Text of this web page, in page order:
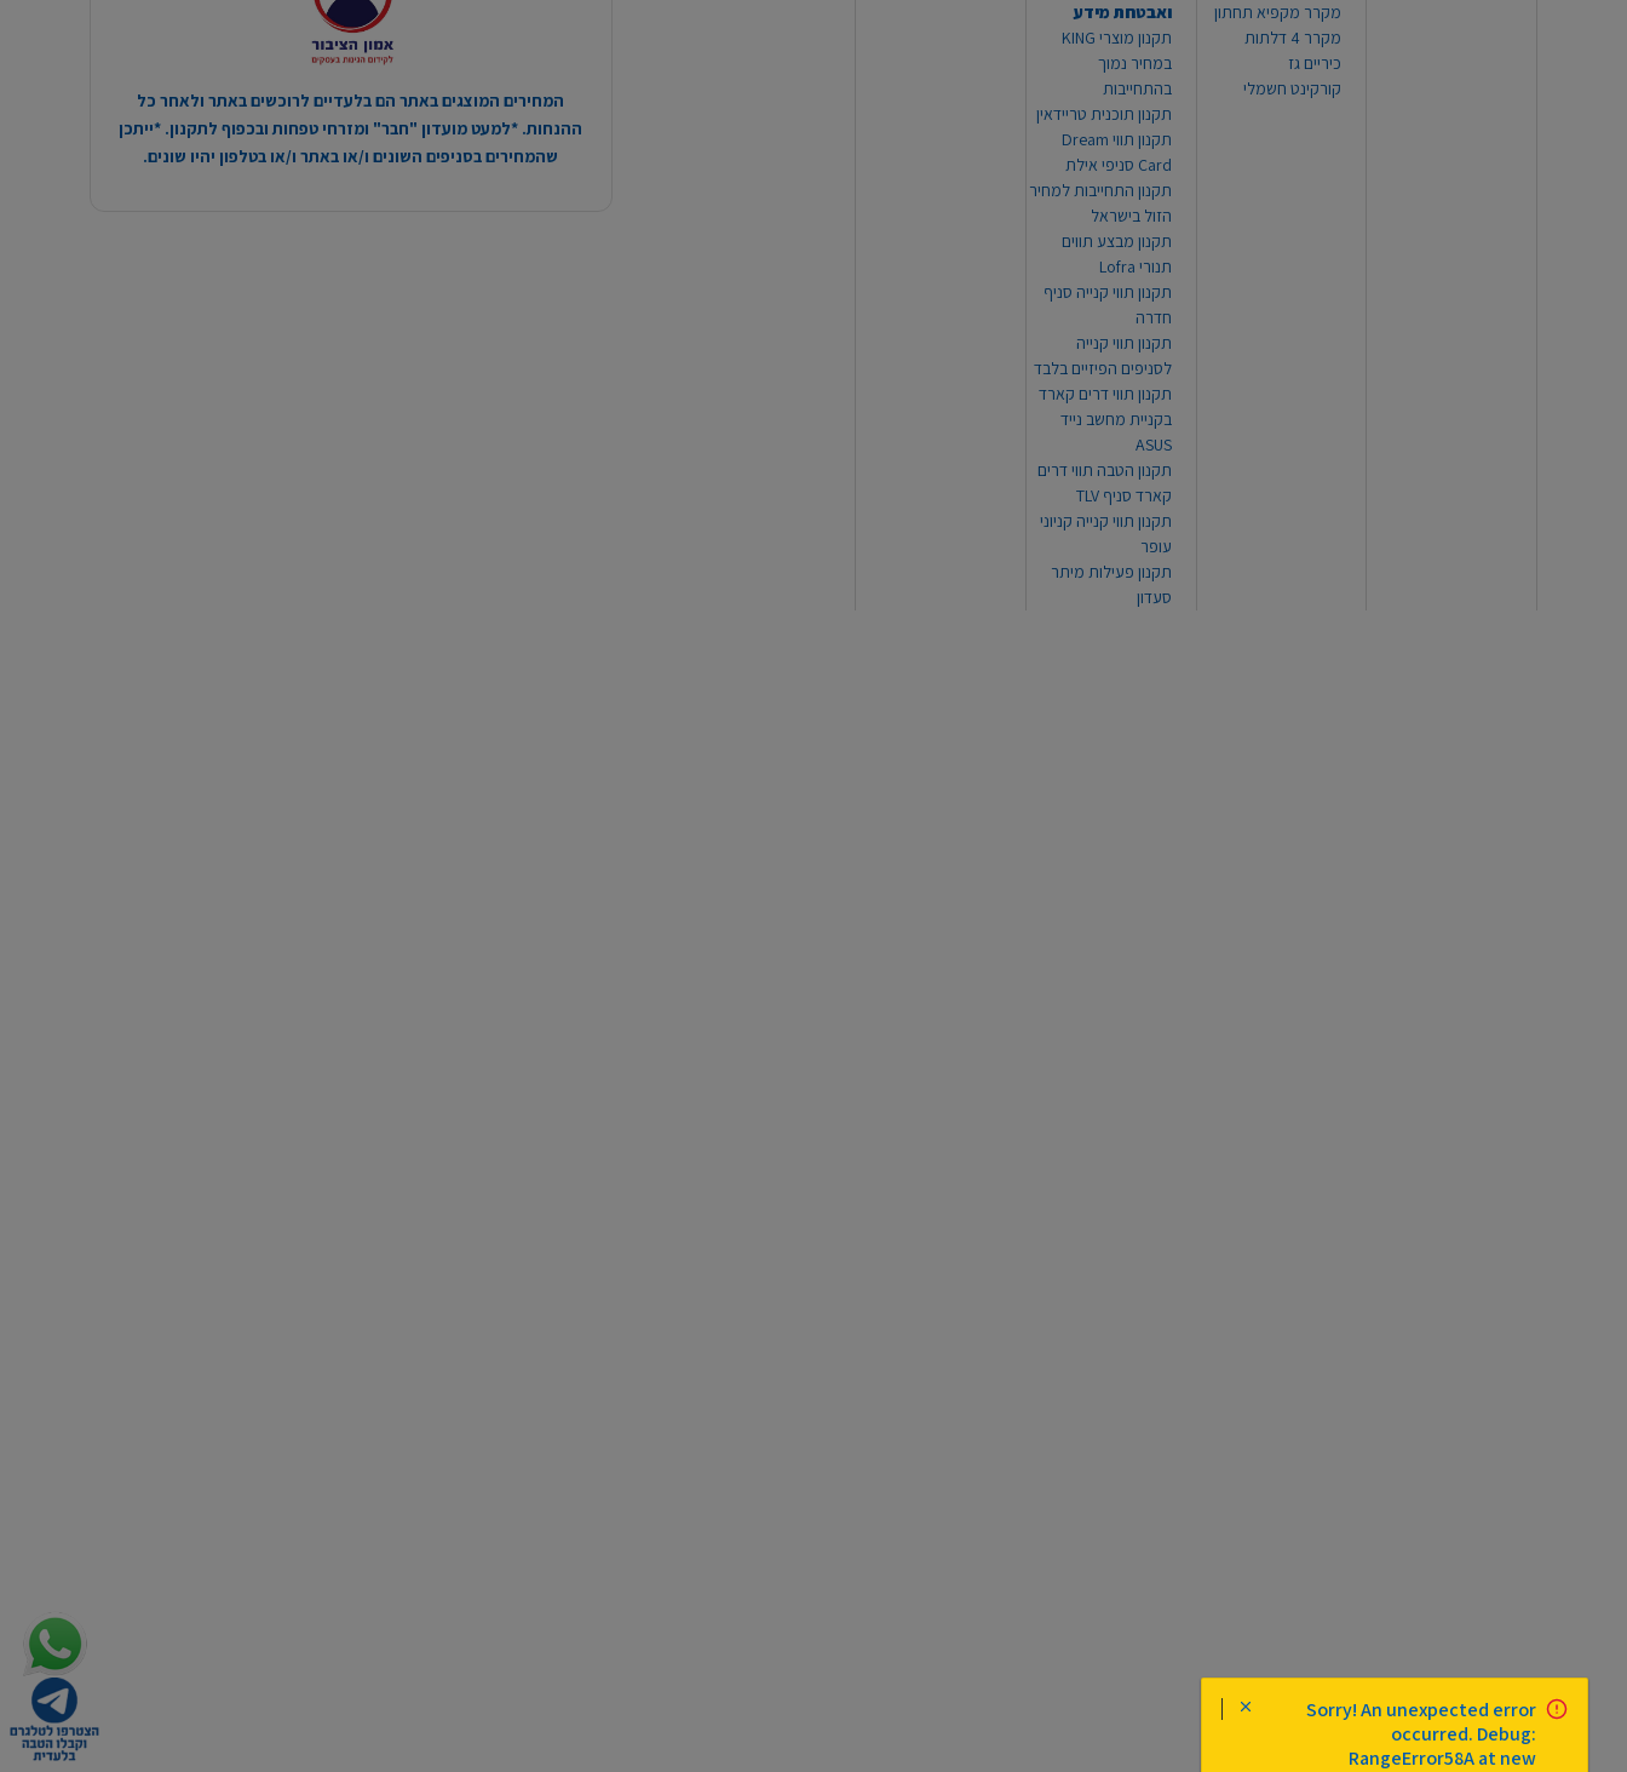
מקרר מקפיא תחתון
מקרר 4 דלתות
כיריים גז
קורקינט חשמלי
ואבטחת מידע
תקנון מוצרי KING
במחיר נמוך
בהתחייבות
תקנון תוכנית טריידאין
תקנון תווי Dream
Card סניפי אילת
תקנון התחייבות למחיר
הזול בישראל
תקנון מבצע תווים
תנורי Lofra
תקנון תווי קנייה סניף
חדרה
תקנון תווי קנייה
לסניפים הפיזיים בלבד
תקנון תווי דרים קארד
בקניית מחשב נייד
ASUS
תקנון הטבה תווי דרים
קארד סניף TLV
תקנון תווי קנייה קניוני
עופר
תקנון פעילות מיתר
סעדון
המחירים המוצגים באתר הם בלעדיים לרוכשים באתר ולאחר כל
ההנחות. *למעט מועדון "חבר" ומזרחי טפחות ובכפוף לתקנון. *ייתכן
שהמחירים בסניפים השונים ו/או באתר ו/או בטלפון יהיו שונים.
Sorry! An unexpected error
occurred. Debug:
RangeError58A at new